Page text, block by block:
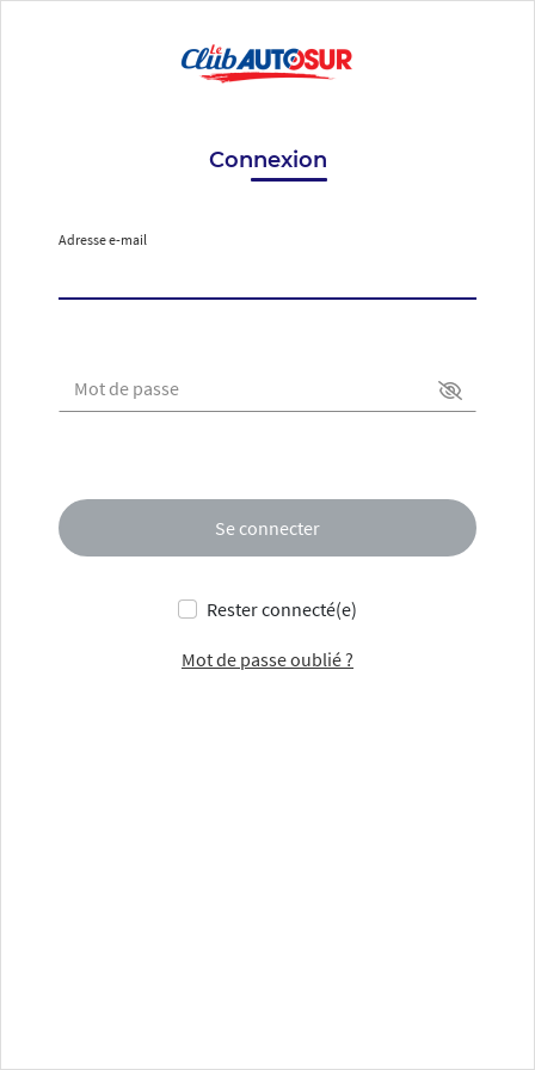
Connexion
Adresse e-mail
Mot de passe
Se connecter
Rester connecté(e)
Mot de passe oublié ?